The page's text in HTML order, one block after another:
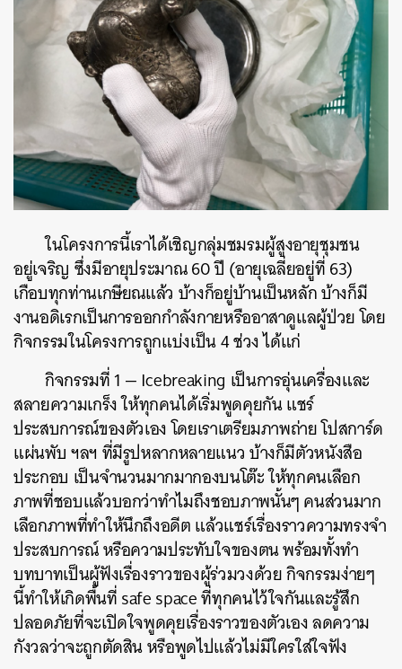
ในโครงการนี้เราได้เชิญกลุ่มชมรมผู้สูงอายุชุมชน
อยู่เจริญ ซึ่งมีอายุประมาณ 60 ปี (อายุเฉลี่ยอยู่ที่ 63)
เกือบทุกท่านเกษียณแล้ว บ้างก็อยู่บ้านเป็นหลัก บ้างก็มี
งานอดิเรกเป็นการออกกำลังกายหรืออาสาดูแลผู้ป่วย โดย
กิจกรรมในโครงการถูกแบ่งเป็น 4 ช่วง ได้แก่
กิจกรรมที่ 1 — Icebreaking เป็นการอุ่นเครื่องและ
สลายความเกร็ง ให้ทุกคนได้เริ่มพูดคุยกัน แชร์
ประสบการณ์ของตัวเอง โดยเราเตรียมภาพถ่าย โปสการ์ด
แผ่นพับ ฯลฯ ที่มีรูปหลากหลายแนว บ้างก็มีตัวหนังสือ
ประกอบ เป็นจำนวนมากมากองบนโต๊ะ ให้ทุกคนเลือก
ภาพที่ชอบแล้วบอกว่าทำไมถึงชอบภาพนั้นๆ คนส่วนมาก
เลือกภาพที่ทำให้นึกถึงอดีต แล้วแชร์เรื่องราวความทรงจำ
ประสบการณ์ หรือความประทับใจของตน พร้อมทั้งทำ
บทบาทเป็นผู้ฟังเรื่องราวของผู้ร่วมวงด้วยกิจกรรมง่ายๆ
นี้ทำให้เกิดพื้นที่ safe space ที่ทุกคนไว้ใจกันและรู้สึก
ปลอดภัยที่จะเปิดใจพูดคุยเรื่องราวของตัวเอง ลดความ
กังวลว่าจะถูกตัดสิน หรือพูดไปแล้วไม่มีใครใส่ใจฟัง
ค้นหา
SHARE TWEET LINE EMAIL